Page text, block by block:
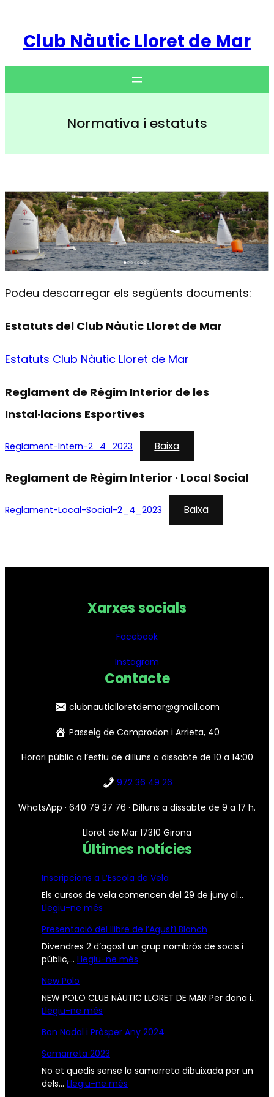
contingut
Club Nàutic Lloret de Mar
Normativa i estatuts
Podeu descarregar els següents documents:
Estatuts del Club Nàutic Lloret de Mar
Estatuts Club Nàutic Lloret de Mar
Reglament de Règim Interior de les
Instal·lacions Esportives
Reglament-Intern-2_4_2023 Baixa
Reglament de Règim Interior · Local Social
Reglament-Local-Social-2_4_2023 Baixa
Xarxes socials
Facebook
Instagram
Contacte
clubnauticlloretdemar@gmail.com
Passeig de Camprodon i Arrieta, 40
Horari públic a l’estiu de dilluns a dissabte de 10 a 14:00
972 36 49 26
WhatsApp · 640 79 37 76 · Dilluns a dissabte de 9 a 17 h.
Lloret de Mar 17310 Girona
Últimes notícies
Inscripcions a L’Escola de Vela
Els cursos de vela comencen del 29 de juny al…
Llegiu-ne més
n
s
c
p
o
n
s
a
L
Presentació del llibre de l’Agustí Blanch
Divendres 2 d’agost un grup nombrós de socis i
públic,… Llegiu-ne més
e
n
c
New Polo
NEW POLO CLUB NÀUTIC LLORET DE MAR Per dona i…
Llegiu-ne més
e
w
P
o
l
Bon Nadal i Pròsper Any 2024
Samarreta 2023
No et quedis sense la samarreta dibuixada per un
dels… Llegiu-ne més